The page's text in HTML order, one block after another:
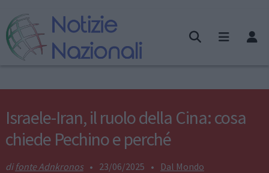
Israele-Iran, il ruolo della Cina: cosa
chiede Pechino e perché
fonte Adnkronos • 23/06/2025 • Dal Mondo